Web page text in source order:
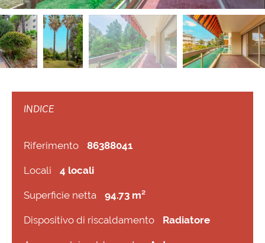
INDICE
Riferimento 86388041
Locali 4 locali
Superficie netta 94.73 m²
Dispositivo di riscaldamento Radiatore